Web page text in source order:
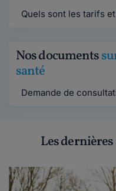
Quels sont les tarifs
Nos documents
santé
Demande de
Les dernières